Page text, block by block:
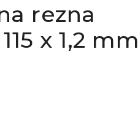
rezna
x 1,2 mm